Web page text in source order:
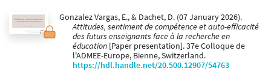
Gonzalez Vargas, E., & Dachet, D. (07 January 2026).
Attitudes, sentiment de compétence et auto-efficacité
des futurs enseignants face à la recherche en
éducation [Paper presentation]. 37e Colloque de
l'ADMEE-Europe, Bienne, Switzerland.
https://hdl.handle.net/20.500.12907/54763